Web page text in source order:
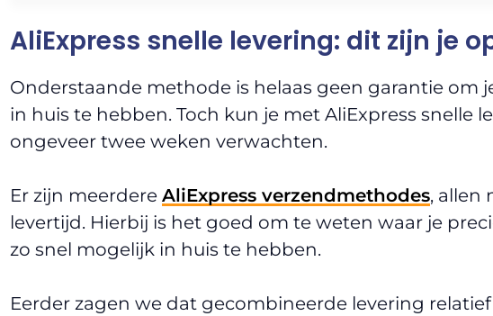
AliExpress snelle levering: dit zijn je
Onderstaande methode is helaas geen garantie om
in huis te hebben. Toch kun je met AliExpress snelle
ongeveer twee weken verwachten.
Er zijn meerdereAliExpress verzendmethodes, allen
levertijd. Hierbij is het goed om te weten waar je
zo snel mogelijk in huis te hebben.
Eerder zagen we dat gecombineerde levering